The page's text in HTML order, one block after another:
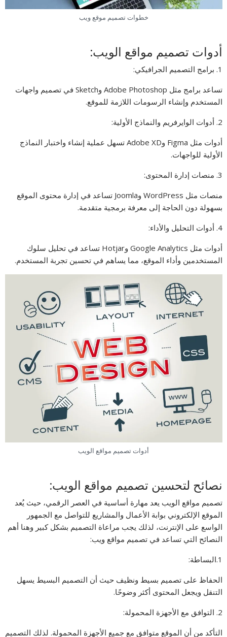
خطوات تصميم موقع ويب
أدوات تصميم مواقع الويب:
1. برامج التصميم الجرافيكي:
تساعد برامج مثل Adobe Photoshop وSketch في تصميم واجهات
المستخدم وإنشاء الرسومات اللازمة للموقع.
2. أدوات الوايرفريم والنماذج الأولية:
أدوات مثل Figma وAdobe XD تسهل عملية إنشاء واختبار النماذج
الأولية للواجهات.
3. منصات إدارة المحتوى:
منصات مثل WordPress وJoomla تساعد في إدارة محتوى الموقع
بسهولة دون الحاجة إلى معرفة برمجية متقدمة.
4. أدوات التحليل والأداء:
أدوات مثل Google Analytics وHotjar تساعد في تحليل سلوك
المستخدمين وأداء الموقع، مما يساهم في تحسين تجربة المستخدم.
أدوات تصميم مواقع الويب
نصائح لتحسين تصميم مواقع الويب:
تصميم مواقع الويب يعد مهارة أساسية في العصر الرقمي، حيث يُعد
الموقع الإلكتروني بوابة الأعمال والمشاريع للتواصل مع الجمهور
الواسع على الإنترنت، لذلك يجب مراعاة التصميم بشكل كبير وهنا أهم
النصائح التي تساعد في تصميم مواقع ويب:
1.البساطة:
الحفاظ على تصميم بسيط ونظيف حيث أن التصميم البسيط يسهل
التنقل ويجعل المحتوى أكثر وضوحًا.
2. التوافق مع الأجهزة المحمولة:
التأكد من أن الموقع متوافق مع جميع الأجهزة المحمولة. لذلك التصميم